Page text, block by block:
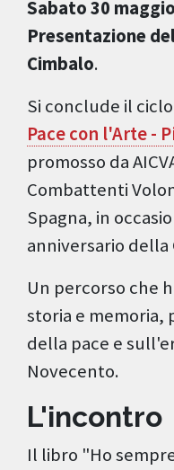
Sabato 30
Presentazione
Cimbalo.
Si conclude il
Pace con l'Arte -
promosso da
Combattenti
Spagna, in
anniversario della
Un percorso che
storia e
della pace e
Novecento.
L'incontro
Il libro "Ho